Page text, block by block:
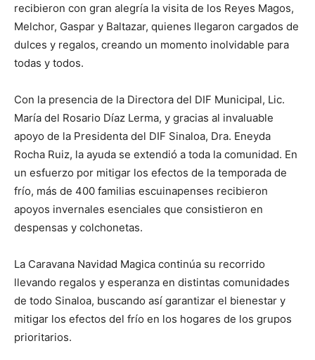
recibieron con gran alegría la visita de los Reyes Magos,
Melchor, Gaspar y Baltazar, quienes llegaron cargados de
dulces y regalos, creando un momento inolvidable para
todas y todos.
Con la presencia de la Directora del DIF Municipal, Lic.
María del Rosario Díaz Lerma, y gracias al invaluable
apoyo de la Presidenta del DIF Sinaloa, Dra. Eneyda
Rocha Ruiz, la ayuda se extendió a toda la comunidad. En
un esfuerzo por mitigar los efectos de la temporada de
frío, más de 400 familias escuinapenses recibieron
apoyos invernales esenciales que consistieron en
despensas y colchonetas.
La Caravana Navidad Magica continúa su recorrido
llevando regalos y esperanza en distintas comunidades
de todo Sinaloa, buscando así garantizar el bienestar y
mitigar los efectos del frío en los hogares de los grupos
prioritarios.